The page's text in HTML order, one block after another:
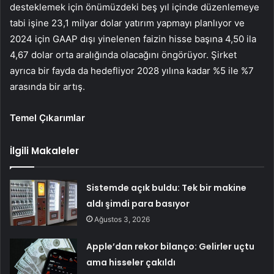
desteklemek için önümüzdeki beş yıl içinde düzenlemeye
tabi işine 23,1 milyar dolar yatırım yapmayı planlıyor ve
2024 için GAAP dışı yinelenen faizin hisse başına 4,50 ila
4,67 dolar orta aralığında olacağını öngörüyor. Şirket
ayrıca bir fayda da hedefliyor 2028 yılına kadar %5 ile %7
arasında bir artış.
Temel Çıkarımlar
İlgili Makaleler
Sistemde açık buldu: Tek bir makine
aldı şimdi para basıyor
Ağustos 3, 2026
Apple’dan rekor bilanço: Gelirler uçtu
ama hisseler çakıldı